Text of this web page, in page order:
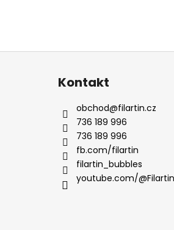
Kontakt
obchod@filartin.cz
736 189 996
736 189 996
fb.com/filartin
filartin_bubbles
youtube.com/@Filartin